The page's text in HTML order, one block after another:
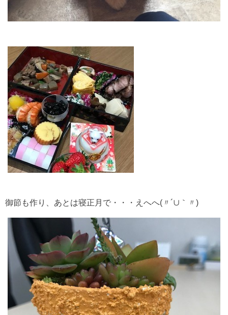
御節も作り、あとは寝正月で・・・えへへ(〃´∪｀〃)ゞ